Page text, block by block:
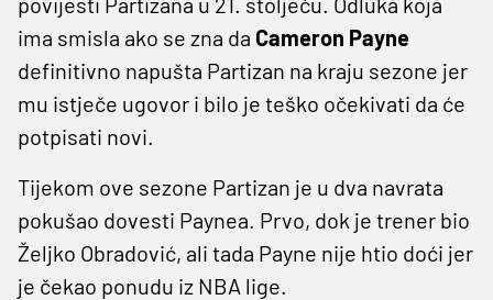
ima smisla ako se zna da Cameron Payne
definitivno napušta Partizan na kraju sezone jer
mu istječe ugovor i bilo je teško očekivati ​​da će
potpisati novi.
Tijekom ove sezone Partizan je u dva navrata
pokušao dovesti Paynea. Prvo, dok je trener bio
Željko Obradović, ali tada Payne nije htio doći jer
je čekao ponudu iz NBA lige.